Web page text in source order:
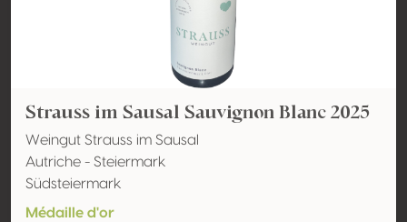
Strauss im Sausal Sauvignon Blanc 2025
Weingut Strauss im Sausal
Autriche - Steiermark
Südsteiermark
Médaille d'or